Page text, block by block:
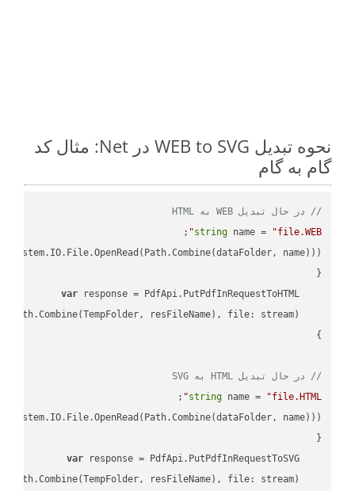
نحوه تبدیل WEB to SVG در Net: مثال کد
گام به گام
// در حال تبدیل WEB به HTML
string name = "file.WEB"
;
var
// در حال تبدیل HTML به SVG
string name = "file.HTML"
;
var